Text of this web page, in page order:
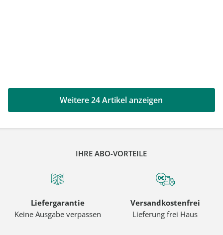
Weitere 24 Artikel anzeigen
IHRE ABO-VORTEILE
Liefergarantie
Keine Ausgabe verpassen
Versandkostenfrei
Lieferung frei Haus